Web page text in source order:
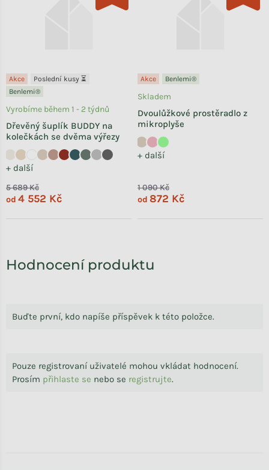
Hodnocení produktu
Buďte první, kdo napíše příspěvek k této položce.
Pouze registrovaní uživatelé mohou vkládat hodnocení.
Prosím přihlaste se nebo se registrujte.
Výpis hodnocení
Akce
Poslední kusy ⏳
Benlemi®
Dřevěný šuplík BUDDY na
kolečkách se dvěma výřezy
+ další
Vyrobíme během 1 - 2 týdnů
5 689 Kč
od 4 552 Kč
Akce Benlemi®
Dvoulůžkové prostěradlo z
mikroplyše
+ další
Skladem
1 090 Kč
od 872 Kč